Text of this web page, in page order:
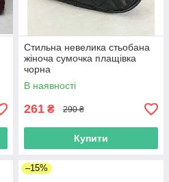
Стильна невелика стьобана
жіноча сумочка плащівка
чорна
В наявності
261 ₴ 290 ₴
Купити
–15%